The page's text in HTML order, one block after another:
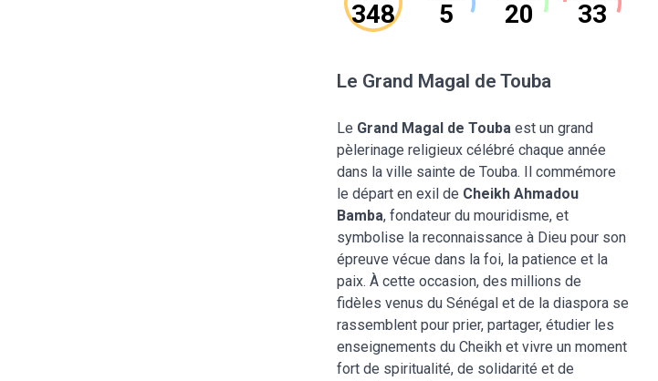
348 5 20 32
Le Grand Magal de Touba
Le Grand Magal de Touba est un grand
pèlerinage religieux célébré chaque année
dans la ville sainte de Touba. Il commémore
le départ en exil de Cheikh Ahmadou
Bamba, fondateur du mouridisme, et
symbolise la reconnaissance à Dieu pour son
épreuve vécue dans la foi, la patience et la
paix. À cette occasion, des millions de
fidèles venus du Sénégal et de la diaspora se
rassemblent pour prier, partager, étudier les
enseignements du Cheikh et vivre un moment
fort de spiritualité, de solidarité et de